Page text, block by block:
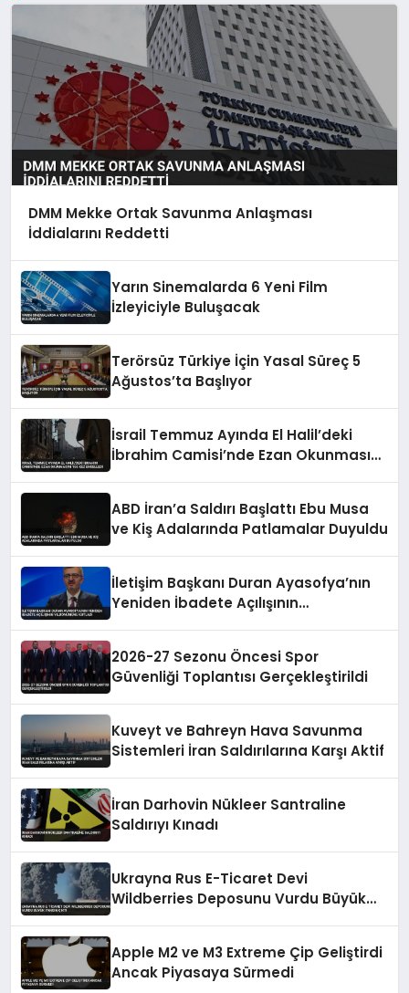
DMM Mekke Ortak Savunma Anlaşması
İddialarını Reddetti
Yarın Sinemalarda 6 Yeni Film
İzleyiciyle Buluşacak
Terörsüz Türkiye İçin Yasal Süreç 5
Ağustos’ta Başlıyor
İsrail Temmuz Ayında El Halil’deki
İbrahim Camisi’nde Ezan Okunmasını
ABD İran’a Saldırı Başlattı Ebu Musa
ve Kiş Adalarında Patlamalar Duyuldu
İletişim Başkanı Duran Ayasofya’nın
Yeniden İbadete Açılışının
2026-27 Sezonu Öncesi Spor
Güvenliği Toplantısı Gerçekleştirildi
Kuveyt ve Bahreyn Hava Savunma
Sistemleri İran Saldırılarına Karşı Aktif
İran Darhovin Nükleer Santraline
Saldırıyı Kınadı
Ukrayna Rus E-Ticaret Devi
Wildberries Deposunu Vurdu Büyük
Apple M2 ve M3 Extreme Çip Geliştirdi
Ancak Piyasaya Sürmedi